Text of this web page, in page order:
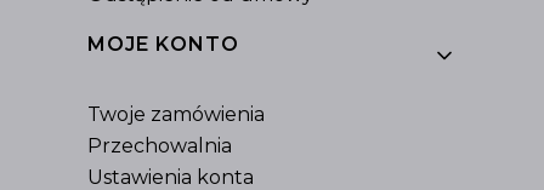
MOJE KONTO
Twoje zamówienia
Przechowalnia
Ustawienia konta